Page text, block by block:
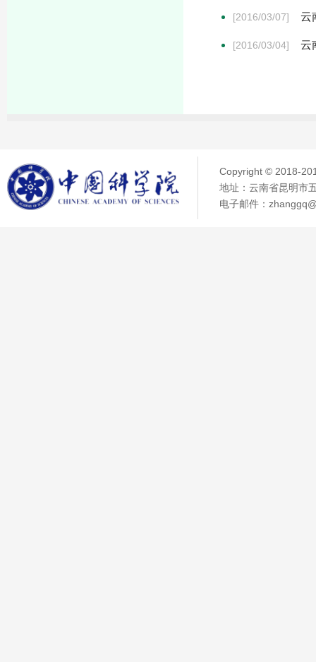
[2016/03/07] 云
[2016/03/04] 云
Copyright © 2018-
地址：云南省昆明市
电子邮件：